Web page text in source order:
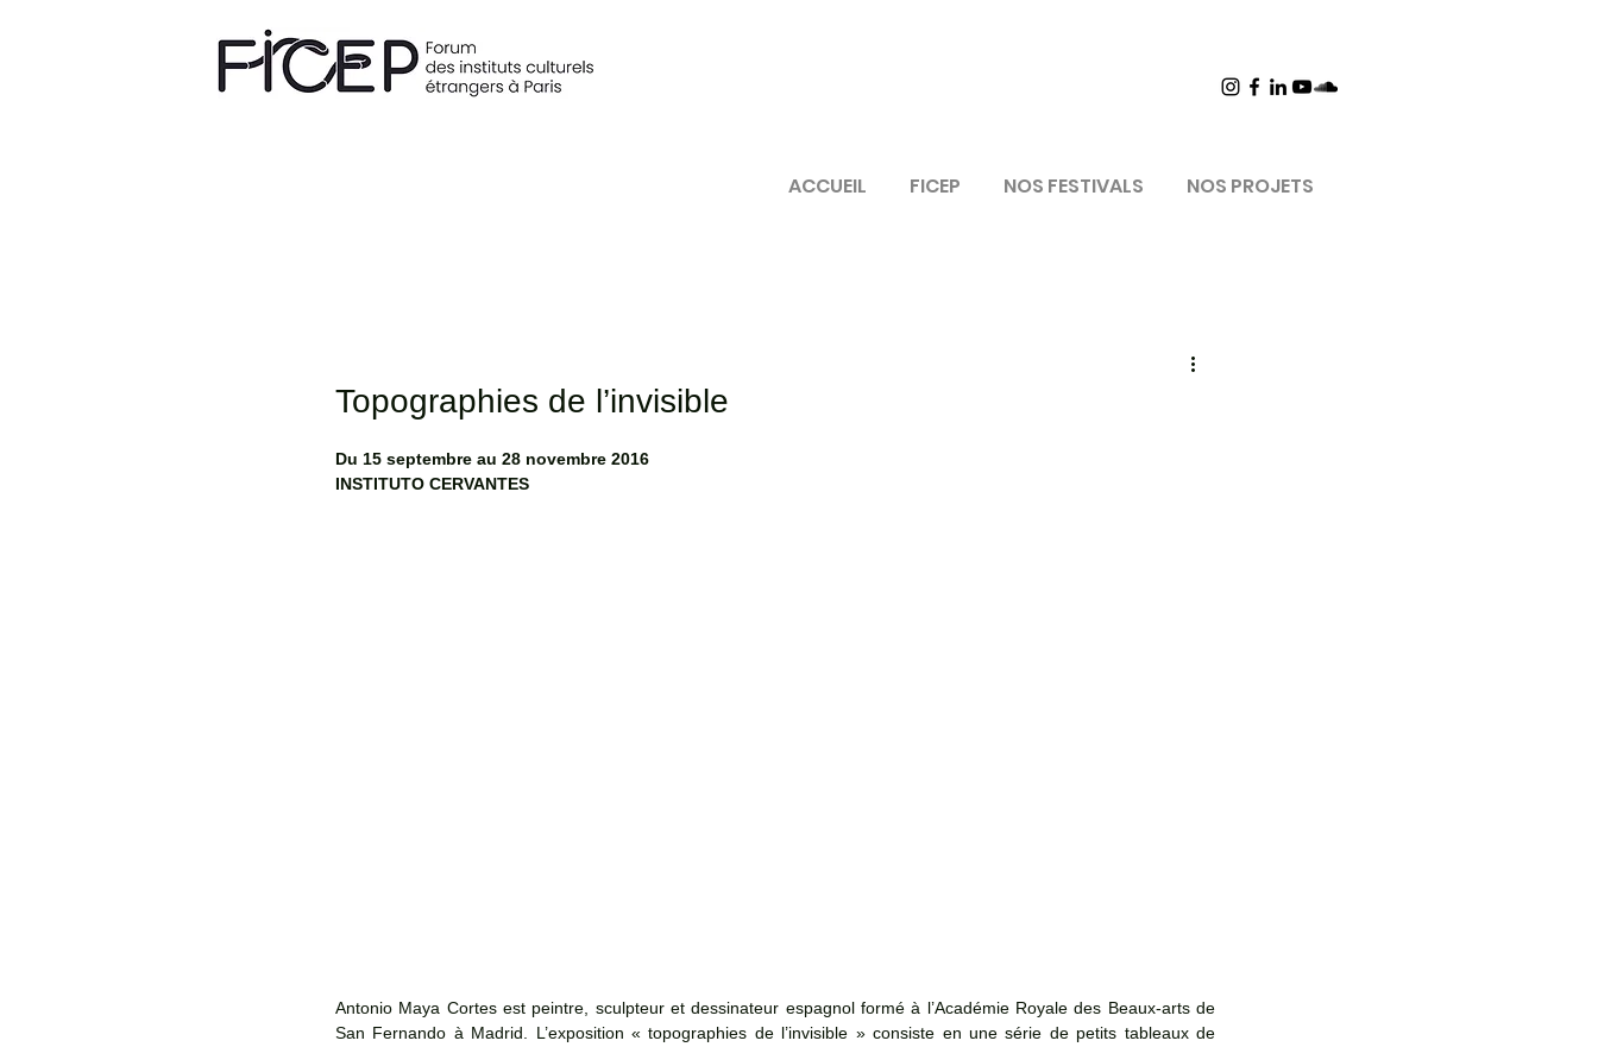
ACCUEIL FICEP NOS FESTIVALS NOS PROJETS
Topographies de l’invisible
Du 15 septembre au 28 novembre 2016
INSTITUTO CERVANTES
Antonio Maya Cortes est peintre, sculpteur et dessinateur espagnol formé à l’Académie Royale des Beaux-arts de
San Fernando à Madrid. L’exposition « topographies de l’invisible » consiste en une série de petits tableaux de